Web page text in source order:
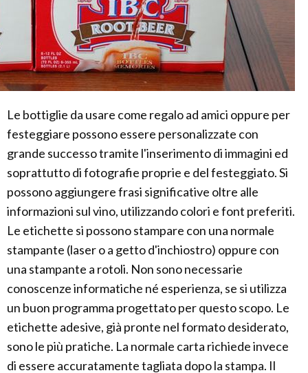
Le bottiglie da usare come regalo ad amici oppure per
festeggiare possono essere personalizzate con
grande successo tramite l'inserimento di immagini ed
soprattutto di fotografie proprie e del festeggiato. Si
possono aggiungere frasi significative oltre alle
informazioni sul vino, utilizzando colori e font preferiti.
Le etichette si possono stampare con una normale
stampante (laser o a getto d'inchiostro) oppure con
una stampante a rotoli. Non sono necessarie
conoscenze informatiche né esperienza, se si utilizza
un buon programma progettato per questo scopo. Le
etichette adesive, già pronte nel formato desiderato,
sono le più pratiche. La normale carta richiede invece
di essere accuratamente tagliata dopo la stampa. Il